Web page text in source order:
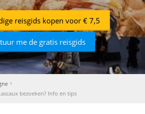
reisgids kopen voor € 7,5
me de gratis reisgids
bezoeken? Info en tips